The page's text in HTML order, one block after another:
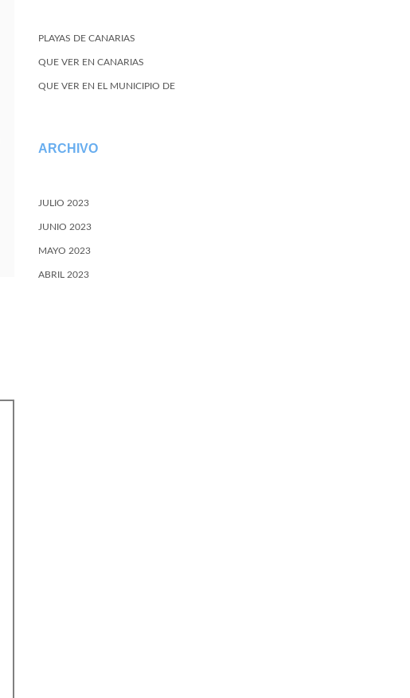
PLAYAS DE CANARIAS
QUE VER EN CANARIAS
QUE VER EN EL MUNICIPIO DE
ARCHIVO
JULIO 2023
JUNIO 2023
MAYO 2023
ABRIL 2023